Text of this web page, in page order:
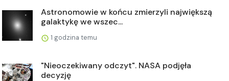
Astronomowie w końcu zmierzyli największą
galaktykę we wszec...
1 godzina temu
"Nieoczekiwany odczyt". NASA podjęła
decyzję